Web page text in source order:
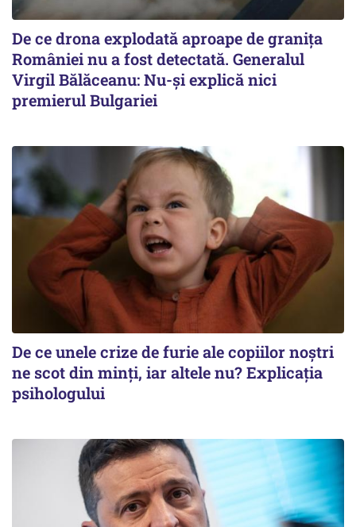
De ce drona explodată aproape de granița
României nu a fost detectată. Generalul
Virgil Bălăceanu: Nu-și explică nici
premierul Bulgariei
De ce unele crize de furie ale copiilor noștri
ne scot din minți, iar altele nu? Explicația
psihologului